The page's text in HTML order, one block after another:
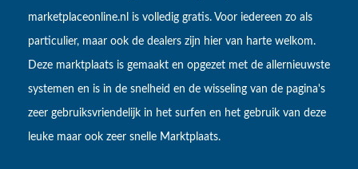
marketplaceonline.nl is volledig gratis. Voor iedereen zo als
particulier, maar ook de dealers zijn hier van harte welkom.
Deze marktplaats is gemaakt en opgezet met de allernieuwste
systemen en is in de snelheid en de wisseling van de pagina's
zeer gebruiksvriendelijk in het surfen en het gebruik van deze
leuke maar ook zeer snelle Marktplaats.